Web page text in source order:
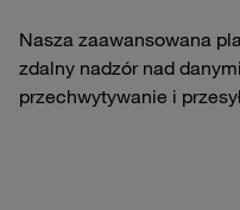
Nasza zaawansowana
zdalny nadzór nad
przechwytywanie i